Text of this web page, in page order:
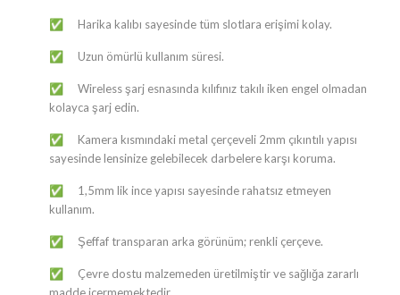
✅ Harika kalıbı sayesinde tüm slotlara erişimi kolay.
✅ Uzun ömürlü kullanım süresi.
✅ Wireless şarj esnasında kılıfınız takılı iken engel olmadan
kolayca şarj edin.
✅ Kamera kısmındaki metal çerçeveli 2mm çıkıntılı yapısı
sayesinde lensinize gelebilecek darbelere karşı koruma.
✅ 1,5mm lik ince yapısı sayesinde rahatsız etmeyen
kullanım.
✅ Şeffaf transparan arka görünüm; renkli çerçeve.
✅ Çevre dostu malzemeden üretilmiştir ve sağlığa zararlı